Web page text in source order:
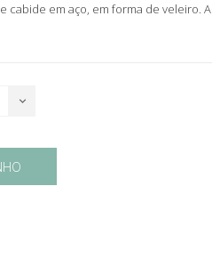
cabide em aço, em forma de veleiro.